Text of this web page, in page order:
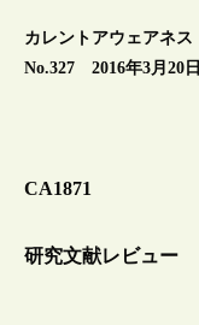
カレントアウェアネス
No.327 2016年3月20日
CA1871
研究文献レビュー